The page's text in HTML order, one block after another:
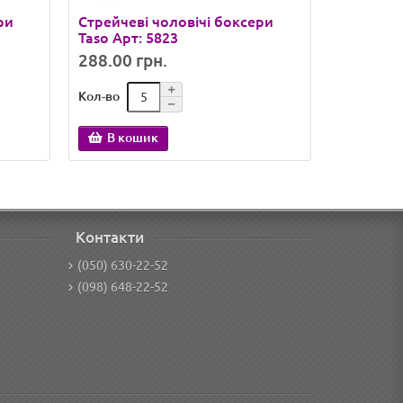
Стрейчеві чоловічі боксери
Taso Арт: 5823
288.00 грн.
Кол-во
В кошик
Контакти
(050) 630-22-52
(098) 648-22-52